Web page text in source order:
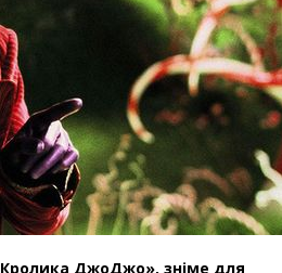
ДжоДжо», зніме для